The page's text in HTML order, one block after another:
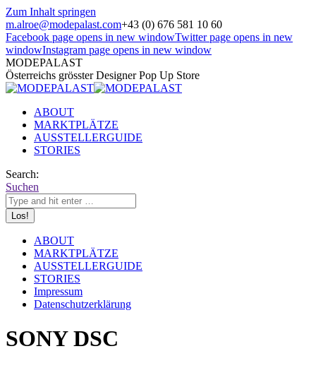
Zum Inhalt springen
m.alroe@modepalast.com+43 (0) 676 581 10 60
Facebook page opens in new windowTwitter page opens in new
windowInstagram page opens in new window
MODEPALAST
Österreichs grösster Designer Pop Up Store
ABOUT
MARKTPLÄTZE
AUSSTELLERGUIDE
STORIES
Search:
Suchen
ABOUT
MARKTPLÄTZE
AUSSTELLERGUIDE
STORIES
Impressum
Datenschutzerklärung
SONY DSC